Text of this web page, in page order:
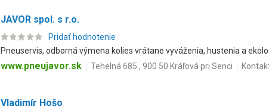
JAVOR spol. s r.o.
Pridať hodnotenie
Pneuservis, odborná výmena kolies vrátane vyváženia, hustenia a
www.pneujavor.sk Tehelná 685 , 900 50 Kráľová pri Senci
Vladimír Hošo